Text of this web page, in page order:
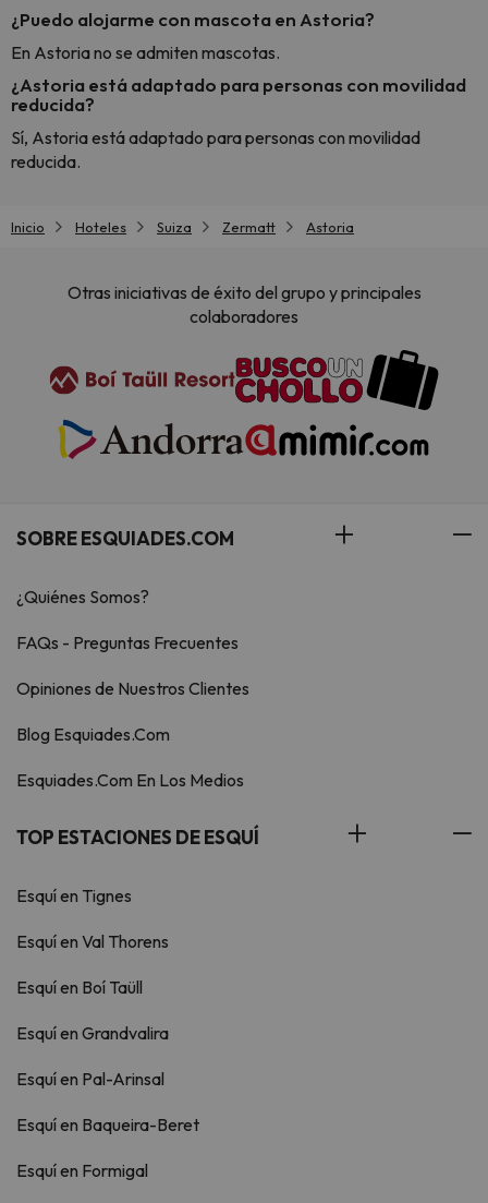
¿Puedo alojarme con mascota en Astoria?
En Astoria no se admiten mascotas.
¿Astoria está adaptado para personas con movilidad
reducida?
Sí, Astoria está adaptado para personas con movilidad
reducida.
Inicio Hoteles Suiza Zermatt Astoria
Otras iniciativas de éxito del grupo y principales
colaboradores
SOBRE ESQUIADES.COM
¿Quiénes Somos?
FAQs - Preguntas Frecuentes
Opiniones de Nuestros Clientes
Blog Esquiades.Com
Esquiades.Com En Los Medios
TOP ESTACIONES DE ESQUÍ
Esquí en Tignes
Esquí en Val Thorens
Esquí en Boí Taüll
Esquí en Grandvalira
Esquí en Pal-Arinsal
Esquí en Baqueira-Beret
Esquí en Formigal